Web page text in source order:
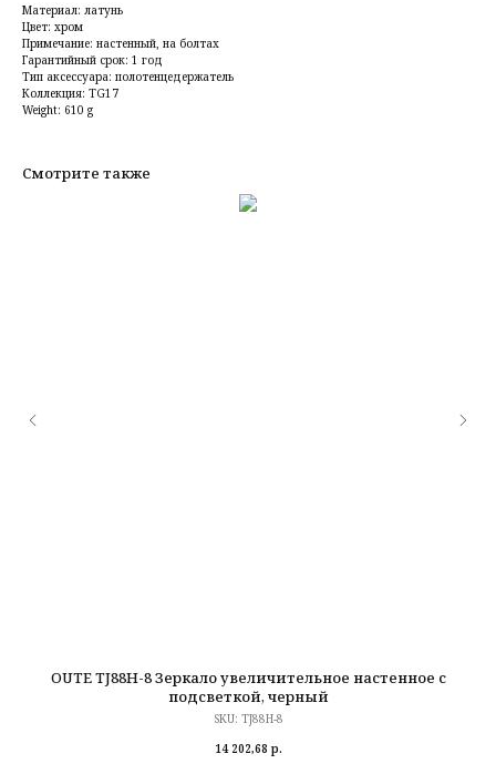
Материал: латунь
Цвет: хром
Примечание: настенный, на болтах
Гарантийный срок: 1 год
Тип аксессуара: полотенцедержатель
Коллекция: TG17
Weight: 610 g
Смотрите также
OUTE TJ88H-8 Зеркало увеличительное настенное с
подсветкой, черный
SKU: TJ88H-8
14 202,68 р.